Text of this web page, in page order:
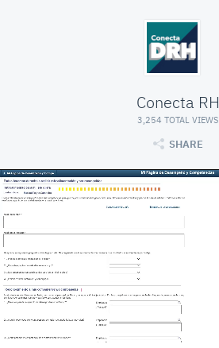
Conecta RH
3,254 TOTAL VIEWS
SHARE